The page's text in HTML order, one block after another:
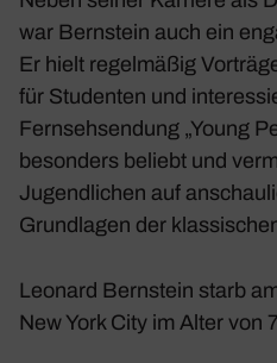
war Bernstein auch ein
Er hielt regelmäßig
für Studenten und
Fernsehsendung „Young
besonders beliebt und
Jugendlichen auf
Grundlagen der
Leonard Bernstein starb
New York City im Alter von